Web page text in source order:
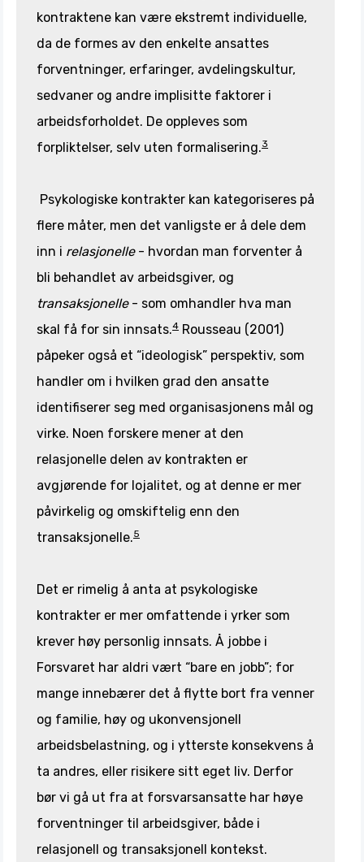
kontraktene kan være ekstremt individuelle,
da de formes av den enkelte ansattes
forventninger, erfaringer, avdelingskultur,
sedvaner og andre implisitte faktorer i
arbeidsforholdet. De oppleves som
forpliktelser, selv uten formalisering.3
Psykologiske kontrakter kan kategoriseres på
flere måter, men det vanligste er å dele dem
inn i relasjonelle- hvordan man forventer å
bli behandlet av arbeidsgiver, og
transaksjonelle- som omhandler hva man
skal få for sin innsats.4 Rousseau (2001)
påpeker også et “ideologisk” perspektiv, som
handler om i hvilken grad den ansatte
identifiserer seg med organisasjonens mål og
virke. Noen forskere mener at den
relasjonelle delen av kontrakten er
avgjørende for lojalitet, og at denne er mer
påvirkelig og omskiftelig enn den
transaksjonelle.5
Det er rimelig å anta at psykologiske
kontrakter er mer omfattende i yrker som
krever høy personlig innsats. Å jobbe i
Forsvaret har aldri vært “bare en jobb”; for
mange innebærer det å flytte bort fra venner
og familie, høy og ukonvensjonell
arbeidsbelastning, og i ytterste konsekvens å
ta andres, eller risikere sitt eget liv. Derfor
bør vi gå ut fra at forsvarsansatte har høye
forventninger til arbeidsgiver, både i
relasjonell og transaksjonell kontekst.